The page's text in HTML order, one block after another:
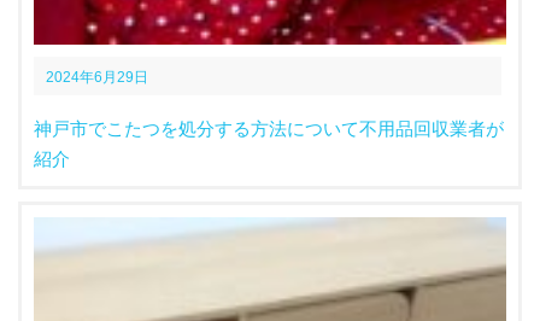
2024年6月29日
神戸市でこたつを処分する方法について不用品回収業者が
紹介